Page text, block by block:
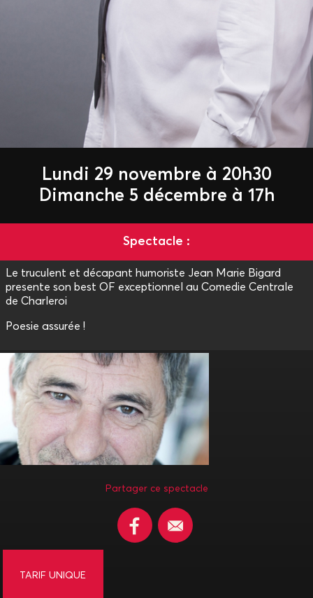
Lundi 29 novembre à 20h30
Dimanche 5 décembre à 17h
Spectacle :
Le truculent et décapant humoriste Jean Marie Bigard
presente son best OF exceptionnel au Comedie Centrale
de Charleroi
Poesie assurée !
Partager ce spectacle
TARIF UNIQUE